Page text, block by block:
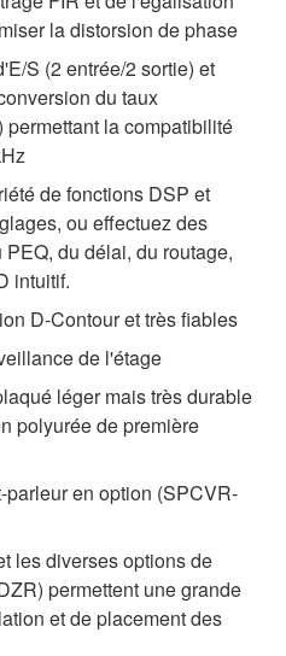
la distorsion de phase
S (2 entrée/2 sortie) et
du taux
permettant la compatibilité
de fonctions DSP et
ou effectuez des
du délai, du routage,
intuitif.
D-Contour et très fiables
de l'étage
léger mais très durable
polyurée de première
en option (SPCVR-
les diverses options de
permettent une grande
et de placement des